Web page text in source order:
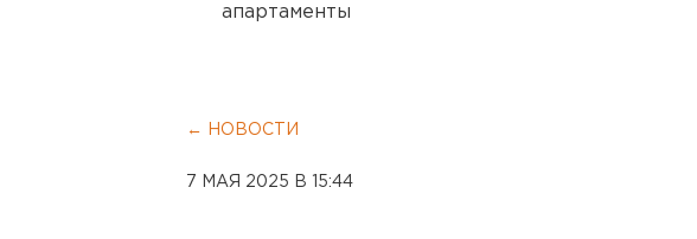
апартаменты
← НОВОСТИ
7 МАЯ 2025 В 15:44